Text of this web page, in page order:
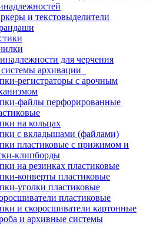
и текстовыделители
для черчения
архивации
регистраторы с арочным
файлы перфорированные
на кольцах
с вкладышами (файлами)
пластиковые с прижимом и
клипборды
на резинках пластиковые
конверты пластиковые
уголки пластиковые
пластиковые
и скоросшиватели картонные
и архивные системы